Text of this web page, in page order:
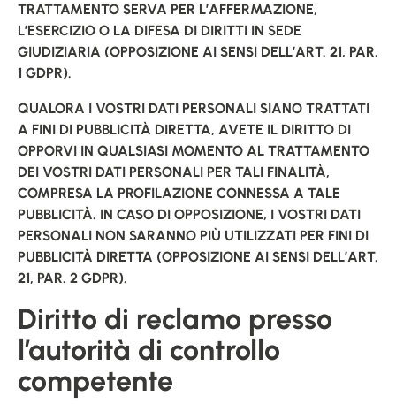
TRATTAMENTO SERVA PER L’AFFERMAZIONE,
L’ESERCIZIO O LA DIFESA DI DIRITTI IN SEDE
GIUDIZIARIA (OPPOSIZIONE AI SENSI DELL’ART. 21, PAR.
1 GDPR).
QUALORA I VOSTRI DATI PERSONALI SIANO TRATTATI
A FINI DI PUBBLICITÀ DIRETTA, AVETE IL DIRITTO DI
OPPORVI IN QUALSIASI MOMENTO AL TRATTAMENTO
DEI VOSTRI DATI PERSONALI PER TALI FINALITÀ,
COMPRESA LA PROFILAZIONE CONNESSA A TALE
PUBBLICITÀ. IN CASO DI OPPOSIZIONE, I VOSTRI DATI
PERSONALI NON SARANNO PIÙ UTILIZZATI PER FINI DI
PUBBLICITÀ DIRETTA (OPPOSIZIONE AI SENSI DELL’ART.
21, PAR. 2 GDPR).
Diritto di reclamo presso
l’autorità di controllo
competente